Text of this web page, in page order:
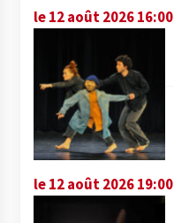
le 12 août 2026 16:00
le 12 août 2026 19:00